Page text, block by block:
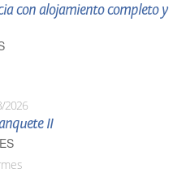
con alojamiento completo y
2026
II